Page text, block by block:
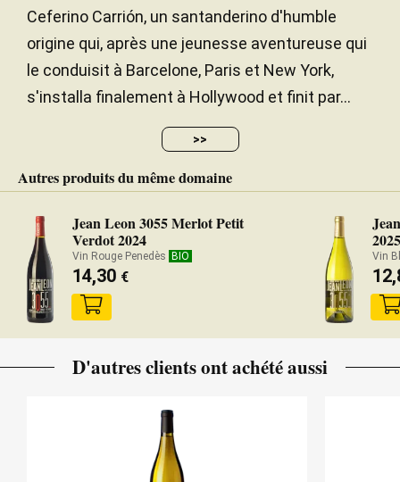
Ceferino Carrión, un santanderino d'humble
origine qui, après une jeunesse aventureuse qui
le conduisit à Barcelone, Paris et New York,
s'installa finalement à Hollywood et finit par...
>>
Autres produits du même domaine
Jean Leon 3055 Merlot Petit
Verdot 2024
Vin Rouge Penedès BIO
14,30 €
2025
Vin
D'autres clients ont achété aussi